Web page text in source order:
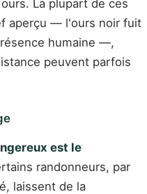
La plupart de ces
aperçu — l'ours noir fuit
humaine —,
peuvent parfois
est le
randonneurs, par
laissent de la